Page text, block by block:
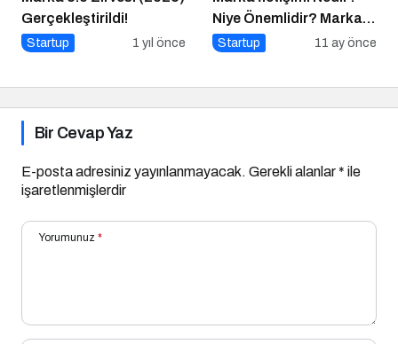
Gerçekleştirildi!
Startup 1 yıl önce
Niye Önemlidir? Marka
İletişimi Nasıl Yapılır?
Startup 11 ay önce
Bir Cevap Yaz
E-posta adresiniz yayınlanmayacak. Gerekli alanlar* ile
işaretlenmişlerdir
Yorumunuz *